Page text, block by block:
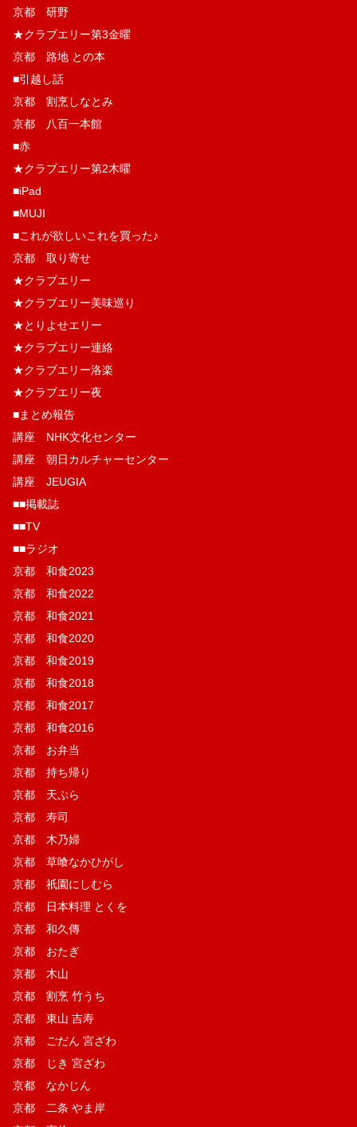
京都 研野
★クラブエリー第3金曜
京都 路地 との本
■引越し話
京都 割烹しなとみ
京都 八百一本館
■赤
★クラブエリー第2木曜
■iPad
■MUJI
■これが欲しいこれを買った♪
京都 取り寄せ
★クラブエリー
★クラブエリー美味巡り
★とりよせエリー
★クラブエリー連絡
★クラブエリー洛楽
★クラブエリー夜
■まとめ報告
講座 NHK文化センター
講座 朝日カルチャーセンター
講座 JEUGIA
■■掲載誌
■■TV
■■ラジオ
京都 和食2023
京都 和食2022
京都 和食2021
京都 和食2020
京都 和食2019
京都 和食2018
京都 和食2017
京都 和食2016
京都 お弁当
京都 持ち帰り
京都 天ぷら
京都 寿司
京都 木乃婦
京都 草喰なかひがし
京都 祇園にしむら
京都 日本料理 とくを
京都 和久傳
京都 おたぎ
京都 木山
京都 割烹 竹うち
京都 東山 吉寿
京都 ごだん 宮ざわ
京都 じき 宮ざわ
京都 なかじん
京都 二条 やま岸